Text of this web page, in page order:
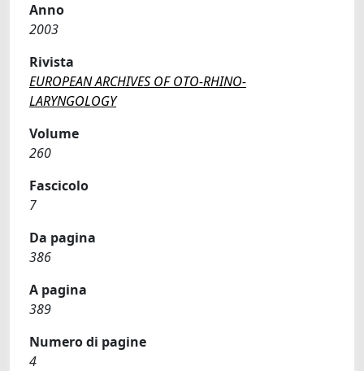
Anno
2003
Rivista
EUROPEAN ARCHIVES OF OTO-RHINO-
LARYNGOLOGY
Volume
260
Fascicolo
7
Da pagina
386
A pagina
389
Numero di pagine
4